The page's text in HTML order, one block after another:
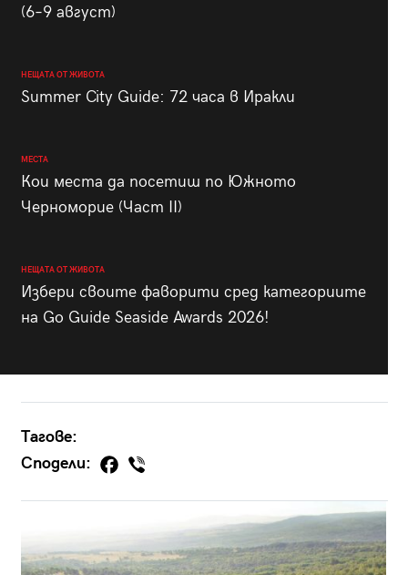
(6–9 август)
НЕЩАТА ОТ ЖИВОТА
Summer City Guide: 72 часа в Иракли
МЕСТА
Кои места да посетиш по Южното
Черноморие (Част II)
НЕЩАТА ОТ ЖИВОТА
Избери своите фаворити сред категориите
на Go Guide Seaside Awards 2026!
Тагове:
Сподели: